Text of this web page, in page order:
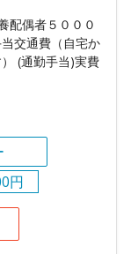
配偶者５０００
交通費（自宅か
(通勤手当)実費
円